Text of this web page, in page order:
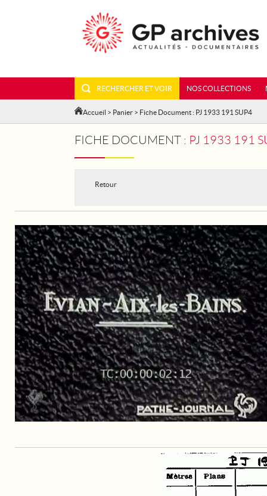
RECHERCHER ET VOIR NOS COLLECTIONS
Accueil > Panier > Fiche Document : PJ 1933 191 SUP4
FICHE DOCUMENT : PJ 1933 191 SUP4
Retour